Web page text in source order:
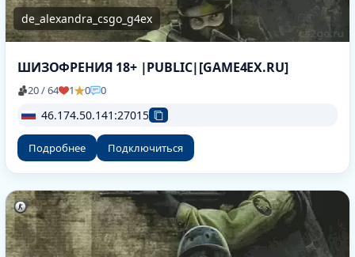
de_alexandra_csgo_g4ex
ШИЗОФРЕНИЯ 18+ |PUBLIC|[GAME4EX.RU]
20 / 64 1 0 0
46.174.50.141:27015
Подробнее Подключиться